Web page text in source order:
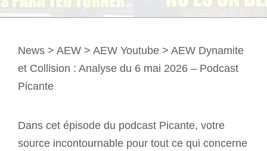
News > AEW > AEW Youtube > AEW Dynamite
et Collision : Analyse du 6 mai 2026 – Podcast
Picante
Dans cet épisode du podcast Picante, votre
source incontournable pour tout ce qui concerne